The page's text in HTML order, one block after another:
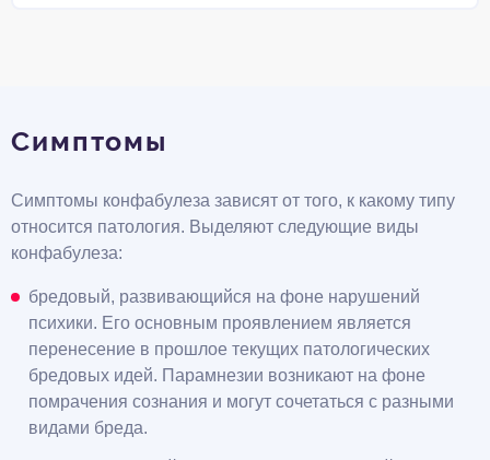
Симптомы
Симптомы конфабулеза зависят от того, к какому типу
относится патология. Выделяют следующие виды
конфабулеза:
бредовый, развивающийся на фоне нарушений
психики. Его основным проявлением является
перенесение в прошлое текущих патологических
бредовых идей. Парамнезии возникают на фоне
помрачения сознания и могут сочетаться с разными
видами бреда.